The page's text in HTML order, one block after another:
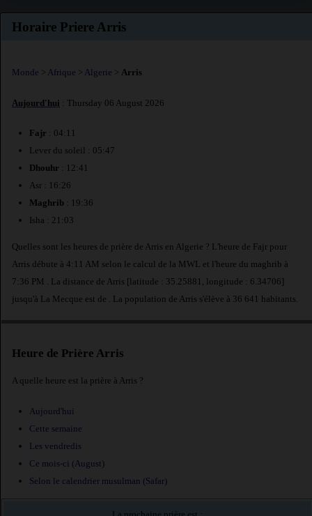
Horaire Priere Arris
Monde > Afrique > Algerie > Arris
Aujourd'hui : Thursday 06 August 2026
Fajr : 04:11
Lever du soleil : 05:47
Dhouhr : 12:41
Asr : 16:26
Maghrib : 19:36
Isha : 21:03
Quelles sont les heures de prière de Arris en Algerie ? L'heure de Fajr pour
Arris débute à 4:11 AM selon le calcul de la MWL et l'heure du maghrib à
7:36 PM . La distance de Arris [latitude : 35.25881, longitude : 6.34706]
jusqu'à La Mecque est de . La population de Arris s'élève à 36 641 habitants.
Heure de Prière Arris
A quelle heure est la prière à Arris ?
Aujourd'hui
Cette semaine
Les vendredis
Ce mois-ci (August)
Selon le calendrier musulman (Safar)